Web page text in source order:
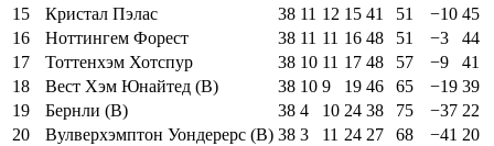
15
Кристал Пэлас 38 11 12 15 41 51 −10 45
16
Ноттингем Форест 38 11 11 16 48 51 −3
44
17
Тоттенхэм Хотспур 38 10 11 17 48 57 −9
41
18
Вест Хэм Юнайтед (В) 38 10 9 19 46 65 −19 39
19
Бернли (В) 38 4 10 24 38 75 −37 22
20
Вулверхэмптон Уондерерс (В) 38 3 11 24 27 68 −41 20